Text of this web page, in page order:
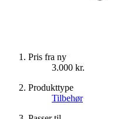
Pris fra ny
3.000 kr.
Produkttype
Tilbehør